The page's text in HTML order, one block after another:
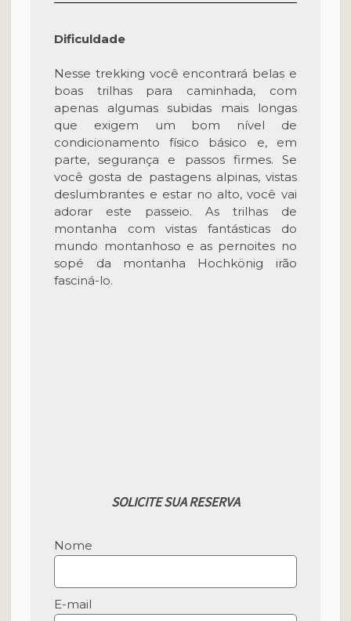
Dificuldade
Nesse trekking você encontrará belas e
boas trilhas para caminhada, com
apenas algumas subidas mais longas
que exigem um bom nível de
condicionamento físico básico e, em
parte, segurança e passos firmes. Se
você gosta de pastagens alpinas, vistas
deslumbrantes e estar no alto, você vai
adorar este passeio. As trilhas de
montanha com vistas fantásticas do
mundo montanhoso e as pernoites no
sopé da montanha Hochkönig irão
fasciná-lo.
SOLICITE SUA RESERVA
Nome
E-mail